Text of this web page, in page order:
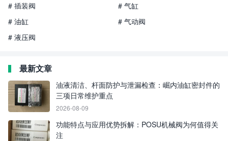
# 插装阀
# 气缸
# 油缸
# 气动阀
# 液压阀
最新文章
油液清洁、杆面防护与泄漏检查：崛内油缸密封件的
三项日常维护重点
2026-08-09
功能特点与应用优势拆解：POSU机械阀为何值得关
注